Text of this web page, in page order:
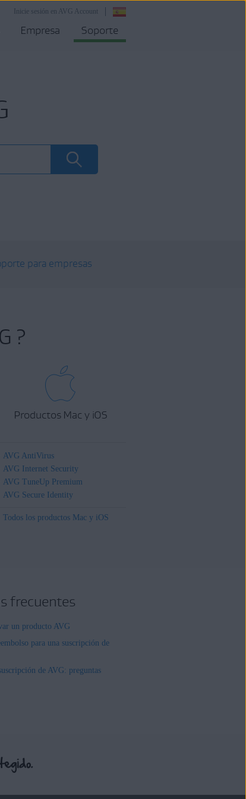
Inicie sesión en AVG Account
Empresa Soporte
para empresas
?
Productos Mac y iOS
AVG AntiVirus
AVG Internet Security
AVG TuneUp Premium
AVG Secure Identity
Todos los productos Mac y iOS
frecuentes
un producto AVG
para una suscripción de
de AVG: preguntas